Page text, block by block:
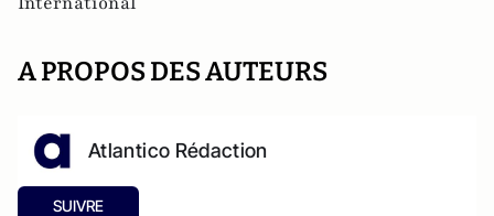
A PROPOS DES AUTEURS
Atlantico Rédaction
SUIVRE